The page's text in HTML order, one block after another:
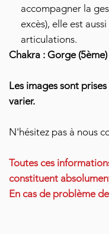
accompagner la
excès), elle est
articulations.
Chakra : Gorge
Les images sont
varier.
N'hésitez pas à nous
Toutes ces
constituent
En cas de problème